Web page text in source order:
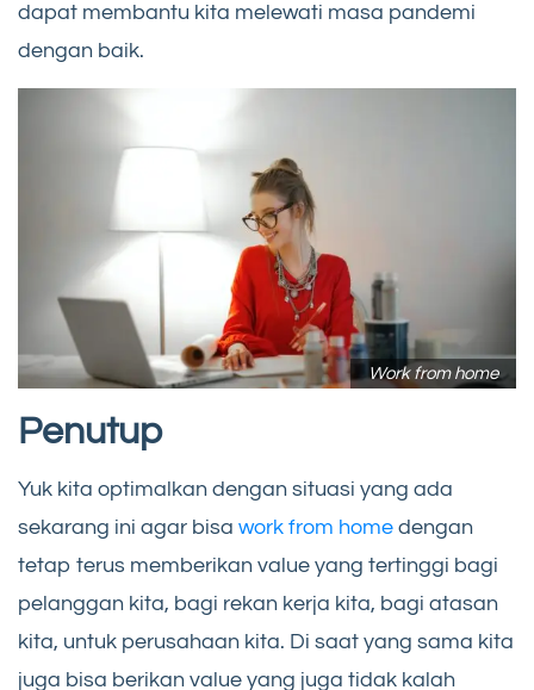
dapat membantu kita melewati masa pandemi
dengan baik.
Work from home
Penutup
Yuk kita optimalkan dengan situasi yang ada
sekarang ini agar bisa work from home dengan
tetap terus memberikan value yang tertinggi bagi
pelanggan kita, bagi rekan kerja kita, bagi atasan
kita, untuk perusahaan kita. Di saat yang sama kita
juga bisa berikan value yang juga tidak kalah